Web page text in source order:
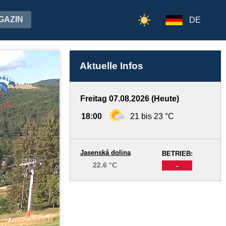
DE
Aktuelle Infos
Freitag 07.08.2026 (Heute)
18:00 21 bis 23 °C
BETRIEB:
-
Jasenská dolina
22.6 °C